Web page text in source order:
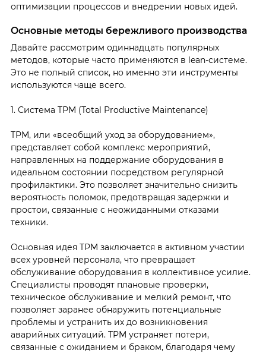
оптимизации процессов и внедрении новых идей.
Основные методы бережливого производства
Давайте рассмотрим одиннадцать популярных
методов, которые часто применяются в lean-системе.
Это не полный список, но именно эти инструменты
используются чаще всего.
1. Система TPM (Total Productive Maintenance)
TPM, или «всеобщий уход за оборудованием»,
представляет собой комплекс мероприятий,
направленных на поддержание оборудования в
идеальном состоянии посредством регулярной
профилактики. Это позволяет значительно снизить
вероятность поломок, предотвращая задержки и
простои, связанные с неожиданными отказами
техники.
Основная идея TPM заключается в активном участии
всех уровней персонала, что превращает
обслуживание оборудования в коллективное усилие.
Специалисты проводят плановые проверки,
техническое обслуживание и мелкий ремонт, что
позволяет заранее обнаружить потенциальные
проблемы и устранить их до возникновения
аварийных ситуаций. TPM устраняет потери,
связанные с ожиданием и браком, благодаря чему